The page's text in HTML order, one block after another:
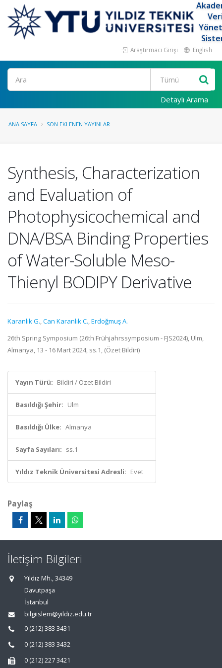
Araştırmacı Girişi English
Ara
Detaylı Arama
ANA SAYFA SON EKLENEN YAYINLAR
Synthesis, Characterization
and Evaluation of
Photophysicochemical and
DNA/BSA Binding Properties
of Water-Soluble Meso-
Thienyl BODIPY Derivative
Karanlık G.,Can Karanlık C.,Erdoğmuş A.
26th Spring Symposium (26th Frühjahrssymposium - FJS2024), Ulm,
Almanya, 13 - 16 Mart 2024, ss.1, (Özet Bildiri)
Yayın Türü: Bildiri / Özet Bildiri
Basıldığı Şehir: Ulm
Basıldığı Ülke: Almanya
Sayfa Sayıları: ss.1
Yıldız Teknik Üniversitesi Adresli: Evet
Paylaş
İletişim Bilgileri
Yıldız Mh., 34349
Davutpaşa
İstanbul
bilgiislem@yildiz.edu.tr
0 (212) 383 3431
0 (212) 383 3432
0 (212) 227 3421